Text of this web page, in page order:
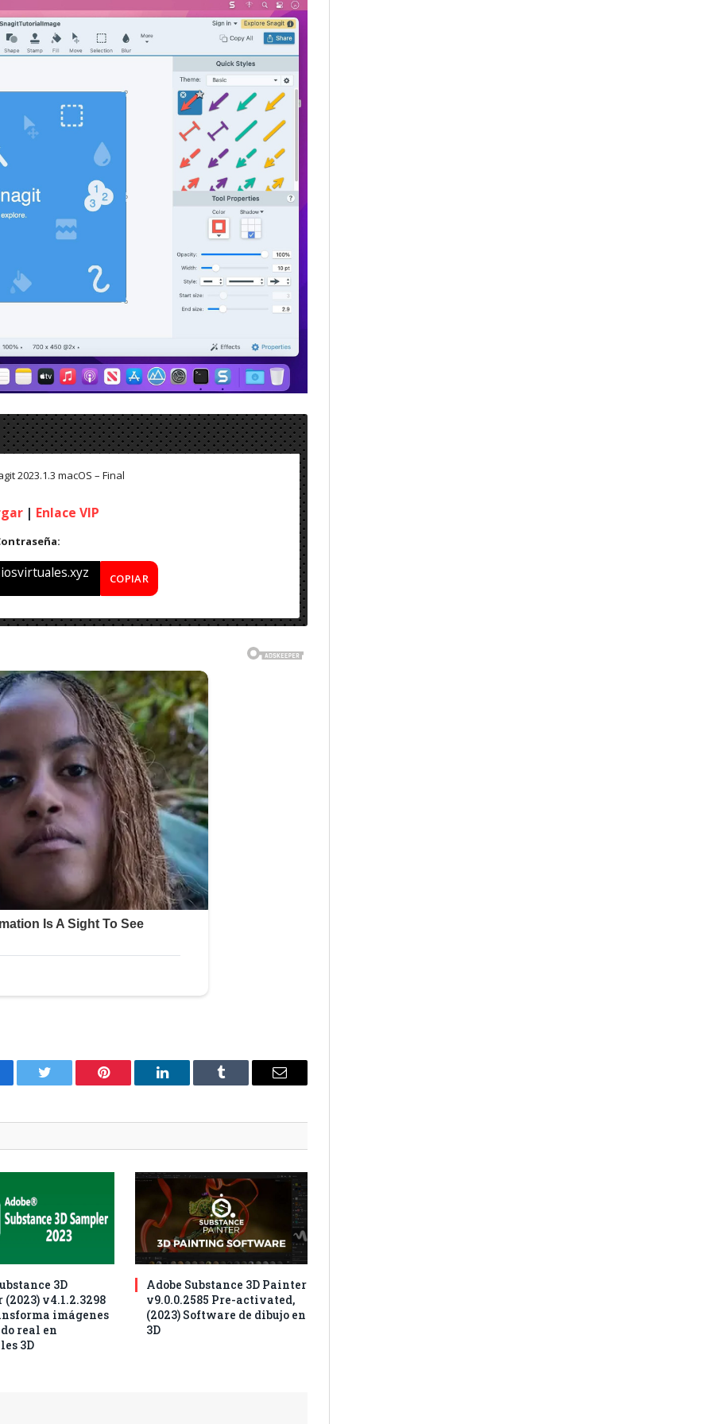
2023.1.3 macOS – Final
| Enlace VIP
COPIAR
DMG de instalación independiente completa
Apple-Intel
Twitter Pinterest LinkedIn Tumblr
Correo
3D
v4.1.2.3298
imágenes
real en
3D
Adobe Substance 3D Painter
v9.0.0.2585 Pre-activated,
(2023) Software de dibujo en
3D